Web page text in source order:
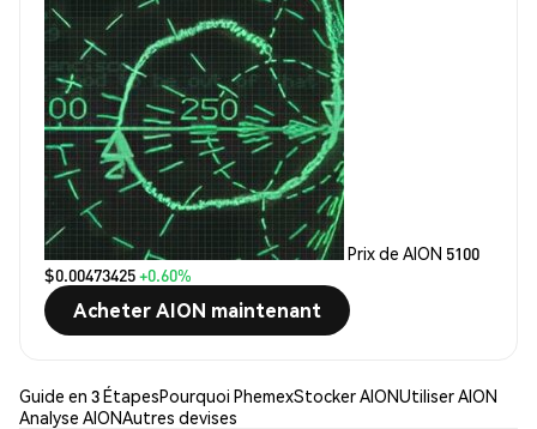
Prix de AION 5100
$0.00473425+0.60%
Acheter AION maintenant
Guide en 3 ÉtapesPourquoi PhemexStocker AIONUtiliser AION
Analyse AIONAutres devises